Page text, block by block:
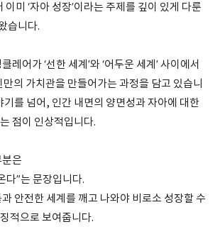
미 ‘자아 성장’이라는 주제를 깊이 있게 다룬
습니다.
레어가 ‘선한 세계’와 ‘어두운 세계’ 사이에서
의 가치관을 만들어가는 과정을 담고 있습니
기를 넘어, 인간 내면의 양면성과 자아에 대한
점이 인상적입니다.
은
다”는 문장입니다.
안전한 세계를 깨고 나와야 비로소 성장할 수
적으로 보여줍니다.